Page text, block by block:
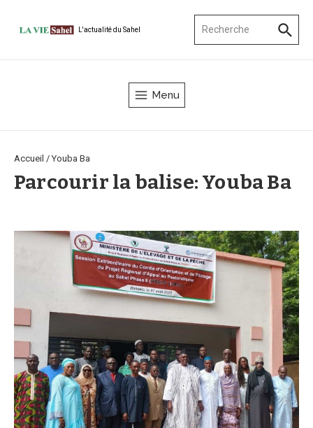
L'actualité du Sahel
Menu
Accueil /Youba Ba
Parcourir la balise: Youba Ba